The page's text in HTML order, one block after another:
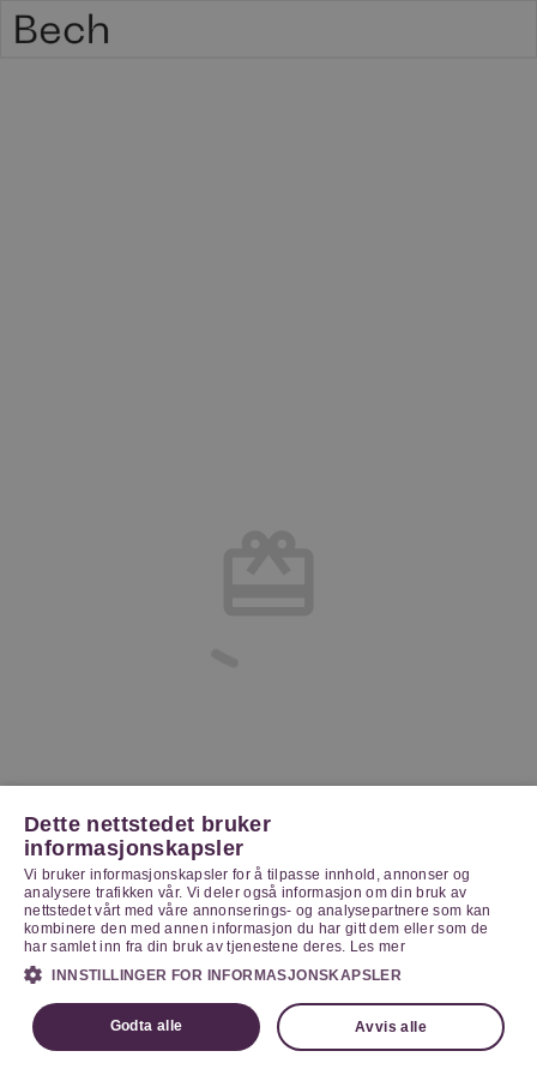
Dette nettstedet bruker
informasjonskapsler
Vi bruker informasjonskapsler for å tilpasse innhold, annonser og
analysere trafikken vår. Vi deler også informasjon om din bruk av
nettstedet vårt med våre annonserings- og analysepartnere som kan
kombinere den med annen informasjon du har gitt dem eller som de
har samlet inn fra din bruk av tjenestene deres. Les mer
INNSTILLINGER FOR INFORMASJONSKAPSLER
Godta alle Avvis alle